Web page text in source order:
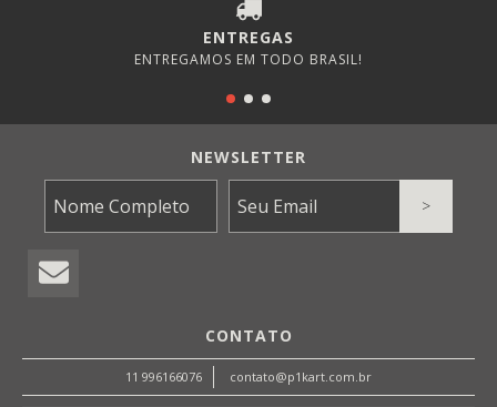
ENTREGAS
ENTREGAMOS EM TODO BRASIL!
NEWSLETTER
CONTATO
11 996166076 contato@p1kart.com.br